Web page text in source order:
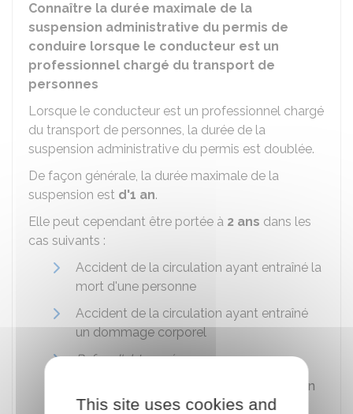
Connaître la durée maximale de la
suspension administrative du permis de
conduire lorsque le conducteur est un
professionnel chargé du transport de
personnes
Lorsque le conducteur est un professionnel chargé
du transport de personnes, la durée de la
suspension administrative du permis est doublée.
De façon générale, la durée maximale de la
suspension est d'1 an.
Elle peut cependant être portée à 2 ans dans les
cas suivants :
Accident de la circulation ayant entraîné la
mort d'une personne
Accident de la circulation ayant entraîné
un dommage corporel
Refus d'obtempérer
sous l'emprise de l'alcool ou en
état d'ivresse manifeste
This site uses cookies and